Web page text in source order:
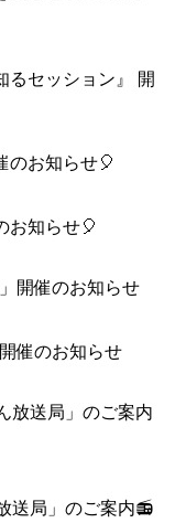
るセッション』 開
お知らせ🎈
催のお知らせ
送局」のご案内📻